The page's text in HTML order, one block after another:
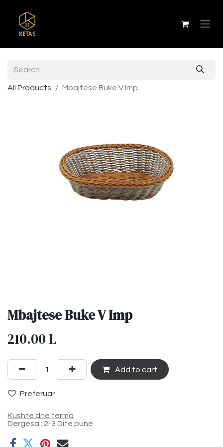
All Products Mbajtese Buke V Imp
Mbajtese Buke V Imp
210.00L
Add to cart
Preferuar
Kushte dhe terma
Dergesa : 2-3 Dite pune